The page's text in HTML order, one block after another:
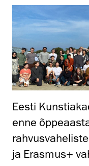
Eesti
enne
ja Erasmus+